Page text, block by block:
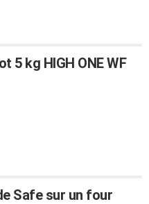
5 kg HIGH ONE WF
Safe sur un four